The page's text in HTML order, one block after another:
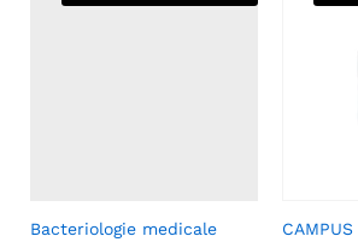
Bacteriologie medicale
CAMPUS